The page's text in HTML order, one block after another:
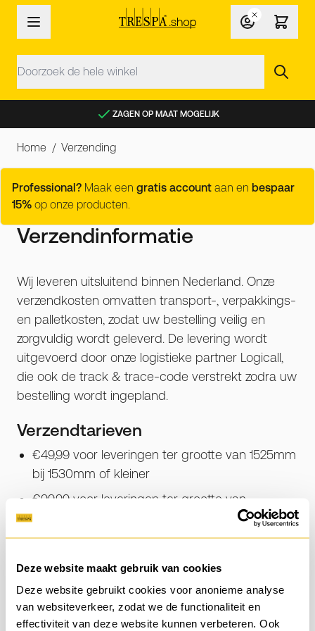
Deze website maakt gebruik van cookies
Deze website gebruikt cookies voor anonieme analyse
van websiteverkeer, zodat we de functionaliteit en
effectiviteit van deze website kunnen verbeteren. Ook
Ga naar de inhoud
ZAGEN OP MAAT MOGELIJK
Home / Verzending
Professional? Maak een gratis account aan en bespaar
15% op onze producten.
Verzendinformatie
Wij leveren uitsluitend binnen Nederland. Onze
verzendkosten omvatten transport-, verpakkings-
en palletkosten, zodat uw bestelling veilig en
zorgvuldig wordt geleverd. De levering wordt
uitgevoerd door onze logistieke partner Logicall,
die ook de track & trace-code verstrekt zodra uw
bestelling wordt ingepland.
Verzendtarieven
€49,99 voor leveringen ter grootte van 1525mm
bij 1530mm of kleiner
€99,99 voor leveringen ter grootte van
3050mm bij 1530mm (inclusief levering met
kooiaap)
Het juiste tarief wordt automatisch weergegeven
paneelformaat.